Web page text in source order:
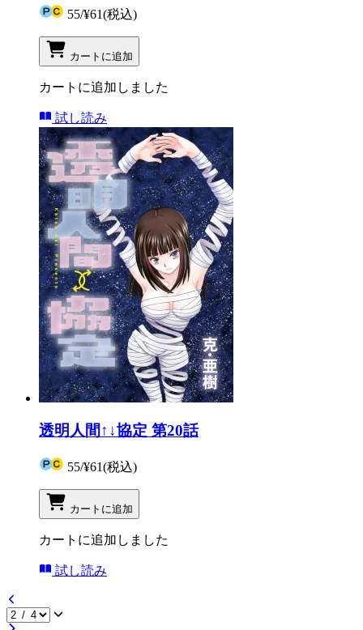
55/¥61(税込)
カートに追加
カートに追加しました
試し読み
透明人間↑↓協定 第20話
55/¥61(税込)
カートに追加
カートに追加しました
試し読み